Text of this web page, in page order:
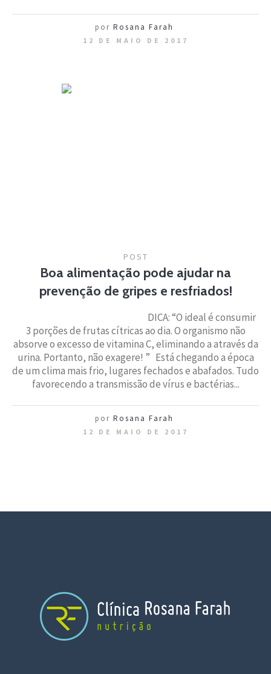
por Rosana Farah
12 DE MAIO DE 2017
POST
Boa alimentação pode ajudar na
prevenção de gripes e resfriados!
­­­­DICA: “O ideal é consumir
3 porções de frutas cítricas ao dia. O organismo não
absorve o excesso de vitamina C, eliminando a através da
urina. Portanto, não exagere! ” Está chegando a época
de um clima mais frio, lugares fechados e abafados. Tudo
favorecendo a transmissão de vírus e bactérias...
por Rosana Farah
12 DE MAIO DE 2017